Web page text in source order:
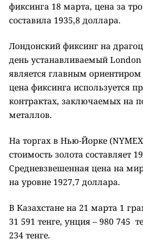
фиксинга 18 марта, цена за
составила 1935,8 доллара.
Лондонский фиксинг на
день устанавливаемый
является главным
цена фиксинга используется
контрактах, заключаемых на
металлов.
На торгах в Нью-Йорке
стоимость золота составляет
Средневзвешенная цена на
на уровне 1927,7 доллара.
В Казахстане на 21 марта 1
31 591 тенге, унция – 980 745
234 тенге.